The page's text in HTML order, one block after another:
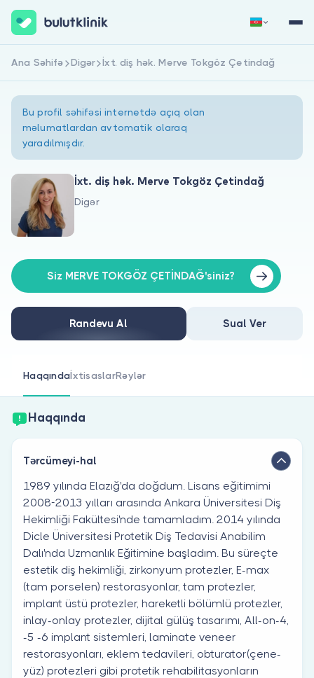
Haqqımızda
Xəstələr üçün
Həkimlər üçün
Qeydiyyat Daxil Ol
Ana Səhifə Digər İxt. diş hək. Merve Tokgöz Çetindağ
Bu profil səhifəsi internetdə açıq olan
məlumatlardan avtomatik olaraq
yaradılmışdır.
İxt. diş hək. Merve Tokgöz Çetindağ
Digər
Siz MERVE TOKGÖZ ÇETİNDAĞ'siniz?
Randevu Al Sual Ver
HaqqındaİxtisaslarRəylər
Haqqında
Tərcümeyi-hal
1989 yılında Elazığ'da doğdum. Lisans eğitimimi
2008-2013 yılları arasında Ankara Üniversitesi Diş
Hekimliği Fakültesi'nde tamamladım. 2014 yılında
Dicle Üniversitesi Protetik Diş Tedavisi Anabilim
Dalı'nda Uzmanlık Eğitimine başladım. Bu süreçte
estetik diş hekimliği, zirkonyum protezler, E-max
(tam porselen) restorasyonlar, tam protezler,
implant üstü protezler, hareketli bölümlü protezler,
inlay-onlay protezler, dijital gülüş tasarımı, All-on-4,
-5 -6 implant sistemleri, laminate veneer
restorasyonları, eklem tedavileri, obturator(çene-
yüz) protezleri gibi protetik rehabilitasyonların